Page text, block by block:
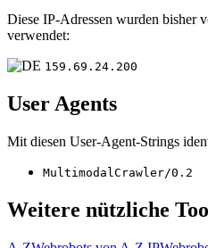
Diese IP-Adressen wurden bisher
verwendet:
159.69.24.200
User Agents
Mit diesen User-Agent-Strings
MultimodalCrawler/0.2
Weitere nützliche